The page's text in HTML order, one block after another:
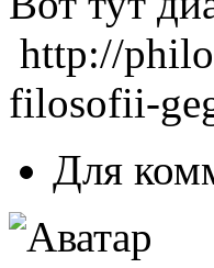
http://
filosofii-
Для